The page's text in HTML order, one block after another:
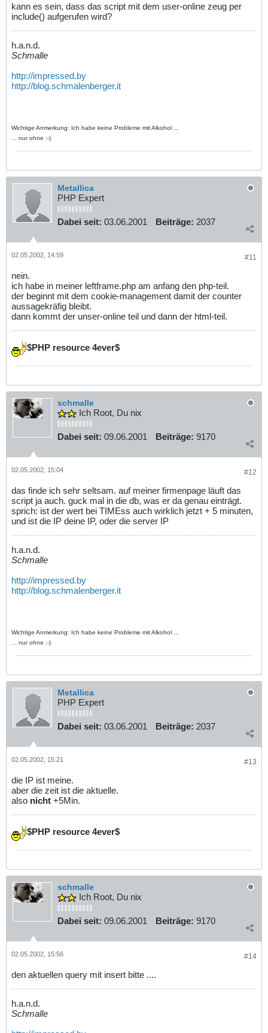
kann es sein, dass das script mit dem user-online zeug per
include() aufgerufen wird?
h.a.n.d.
Schmalle
http://impressed.by
http://blog.schmalenberger.it
Wichtige Anmerkung: Ich habe keine Probleme mit Alkohol ...
... nur ohne :-)
Metallica
PHP Expert
Dabei seit: 03.06.2001 Beiträge: 2037
#11
02.05.2002, 14:59
nein.
ich habe in meiner leftframe.php am anfang den php-teil.
der beginnt mit dem cookie-management damit der counter
aussagekräfig bleibt.
dann kommt der unser-online teil und dann der html-teil.
$PHP resource 4ever$
schmalle
Ich Root, Du nix
Dabei seit: 09.06.2001 Beiträge: 9170
#12
02.05.2002, 15:04
das finde ich sehr seltsam. auf meiner firmenpage läuft das
script ja auch. guck mal in die db, was er da genau einträgt.
sprich: ist der wert bei TIMEss auch wirklich jetzt + 5 minuten,
und ist die IP deine IP, oder die server IP
h.a.n.d.
Schmalle
http://impressed.by
http://blog.schmalenberger.it
Wichtige Anmerkung: Ich habe keine Probleme mit Alkohol ...
... nur ohne :-)
Metallica
PHP Expert
Dabei seit: 03.06.2001 Beiträge: 2037
#13
02.05.2002, 15:21
die IP ist meine.
aber die zeit ist die aktuelle.
also nicht +5Min.
$PHP resource 4ever$
schmalle
Ich Root, Du nix
Dabei seit: 09.06.2001 Beiträge: 9170
#14
02.05.2002, 15:56
den aktuellen query mit insert bitte ....
h.a.n.d.
Schmalle